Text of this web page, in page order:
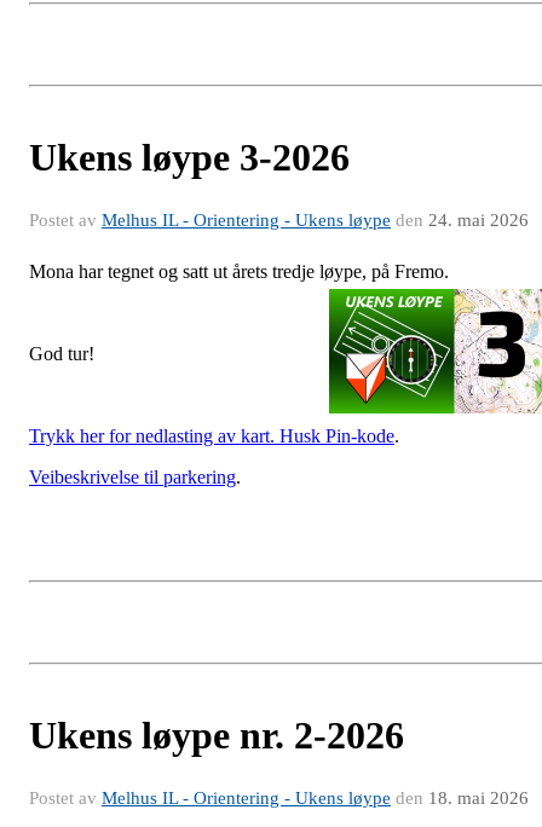
Ukens løype 3-2026
Postet av Melhus IL - Orientering - Ukens løype den 24. mai 2026
Mona har tegnet og satt ut årets tredje løype, på Fremo.
God tur!
Trykk her for nedlasting av kart. Husk Pin-kode.
Veibeskrivelse til parkering.
Ukens løype nr. 2-2026
Postet av Melhus IL - Orientering - Ukens løype den 18. mai 2026